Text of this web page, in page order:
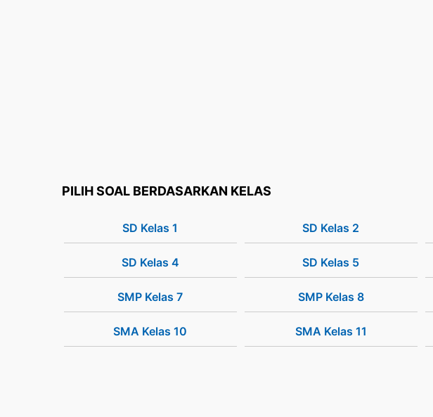
PILIH SOAL BERDASARKAN KELAS
SD Kelas 1 SD Kelas 2
SD Kelas 4 SD Kelas 5
SMP Kelas 7 SMP Kelas 8
SMA Kelas 10 SMA Kelas 11